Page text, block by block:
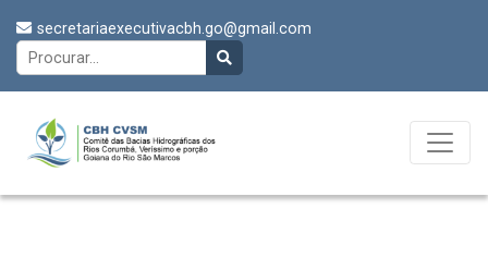
secretariaexecutivacbh.go@gmail.com